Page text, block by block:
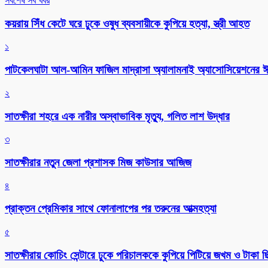
কয়রায় সিঁধ কেটে ঘরে ঢুকে ওষুধ ব্যবসায়ীকে কুপিয়ে হত্যা, স্ত্রী আহত
১
পাটকেলঘাটা আল-আমিন ফাজিল মাদ্রাসা অ্যালামনাই অ্যাসোসিয়েশনের
২
সাতক্ষীরা শহরে এক নারীর অস্বাভাবিক মৃত্যু, গলিত লাশ উদ্ধার
৩
সাতক্ষীরার নতুন জেলা প্রশাসক মিজ কাউসার আজিজ
৪
প্রাক্তন প্রেমিকার সাথে ফোনালাপের পর তরুনের আত্মহত্যা
৫
সাতক্ষীরায় কোচিং সেন্টারে ঢুকে পরিচালককে কুপিয়ে পিটিয়ে জখম ও টাকা